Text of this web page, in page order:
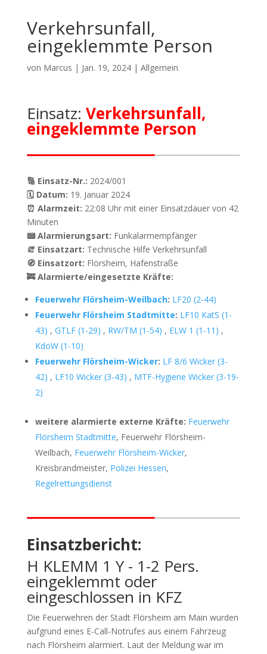
Verkehrsunfall,
eingeklemmte Person
von Marcus | Jan. 19, 2024| Allgemein
Einsatz: Verkehrsunfall,
eingeklemmte Person
🔢 Einsatz-Nr.: 2024/001
🗓 Datum: 19. Januar 2024
⏰ Alarmzeit: 22:08 Uhr mit einer Einsatzdauer von 42
Minuten
📟 Alarmierungsart: Funkalarmempfänger
🧯 Einsatzart: Technische Hilfe Verkehrsunfall
🧭 Einsatzort: Flörsheim, Hafenstraße
🚒 Alarmierte/eingesetzte Kräfte:
Feuerwehr Flörsheim-Weilbach: LF20 (2-44)
Feuerwehr Flörsheim Stadtmitte: LF10 KatS (1-
43) , GTLF (1-29) , RW/TM (1-54) , ELW 1 (1-11) ,
KdoW (1-10)
Feuerwehr Flörsheim-Wicker: LF 8/6 Wicker (3-
42) , LF10 Wicker (3-43) , MTF-Hygiene Wicker (3-19-
2)
weitere alarmierte externe Kräfte: Feuerwehr
Flörsheim Stadtmitte, Feuerwehr Flörsheim-
Weilbach, Feuerwehr Flörsheim-Wicker,
Kreisbrandmeister, Polizei Hessen,
Regelrettungsdienst
Einsatzbericht:
H KLEMM 1 Y - 1-2 Pers.
eingeklemmt oder
eingeschlossen in KFZ
Die Feuerwehren der Stadt Flörsheim am Main wurden
aufgrund eines E-Call-Notrufes aus einem Fahrzeug
nach Flörsheim alarmiert. Laut der Meldung war im